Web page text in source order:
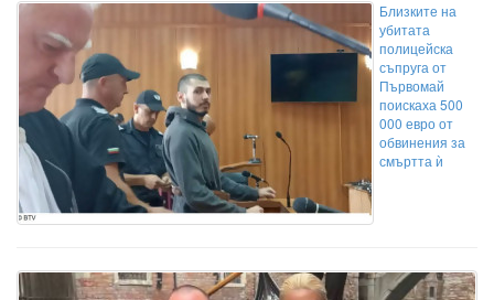
Близките на
убитата
полицейска
съпруга от
Първомай
поискаха 500
000 евро от
обвинения за
смъртта ѝ